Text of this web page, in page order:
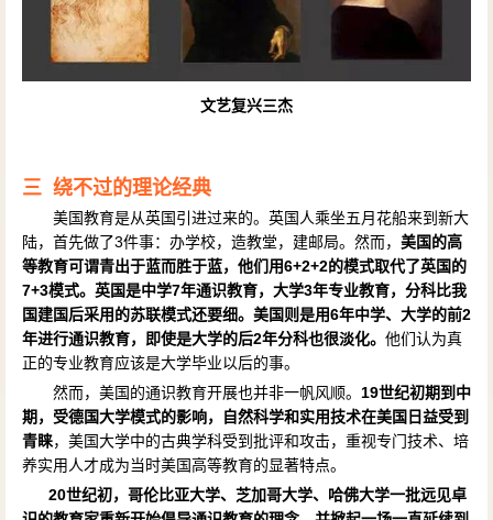
文艺复兴三杰
三 绕不过的理论经典
美国教育是从英国引进过来的。英国人乘坐五月花船来到新大
陆，首先做了3件事：办学校，造教堂，建邮局。然而， 美国的高
等教育可谓青出于蓝而胜于蓝，他们用6+2+2的模式取代了英国的
7+3模式。英国是中学7年通识教育，大学3年专业教育，分科比我
国建国后采用的苏联模式还要细。美国则是用6年中学、大学的前2
年进行通识教育，即使是大学的后2年分科也很淡化。 他们认为真
正的专业教育应该是大学毕业以后的事。
然而，美国的通识教育开展也并非一帆风顺。 19世纪初期到中
期，受德国大学模式的影响，自然科学和实用技术在美国日益受到
青睐，美国大学中的古典学科受到批评和攻击，重视专门技术、培
养实用人才成为当时美国高等教育的显著特点。
20世纪初，哥伦比亚大学、芝加哥大学、哈佛大学一批远见卓